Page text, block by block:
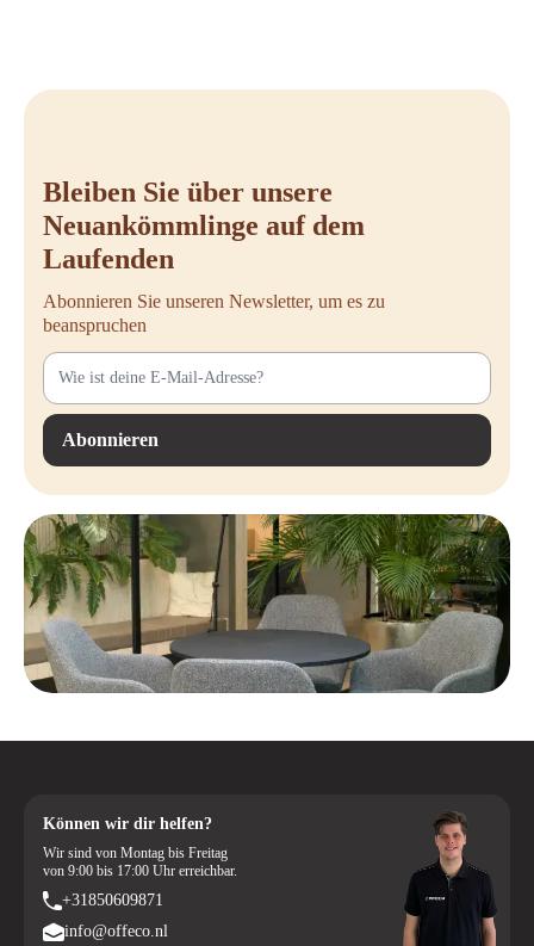
Informationen. Verpassen Sie diese Gelegenheit nicht und sichern Sie
Bleiben Sie über unsere
Neuankömmlinge auf dem
Laufenden
Abonnieren Sie unseren Newsletter, um es zu
beanspruchen
Abonnieren
Können wir dir helfen?
Wir sind von Montag bis Freitag
von 9:00 bis 17:00 Uhr erreichbar.
+31850609871
info@offeco.nl